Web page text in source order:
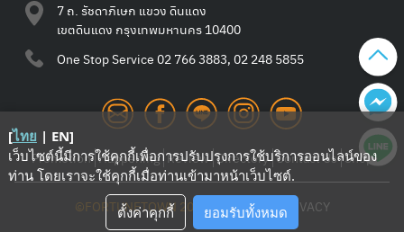
7 ถ. รัชดาภิเษก แขวง ดินแดง
เขตดินแดง กรุงเทพมหานคร 10400
One Stop Service 02 766 3883, 02 248 5855
Promotion Happening Review Directory Contact Us Shop
©FORTUNETOWN 2021—TERMS—PRIVACY
[ไทย | EN]
เว็บไซต์นี้มีการใช้คุกกี้เพื่อการปรับปรุงการใช้บริการออนไลน์ของ
ท่าน โดยเราจะใช้คุกกี้เมื่อท่านเข้ามาหน้าเว็บไซต์.
ตั้งค่าคุกกี้ ยอมรับทั้งหมด